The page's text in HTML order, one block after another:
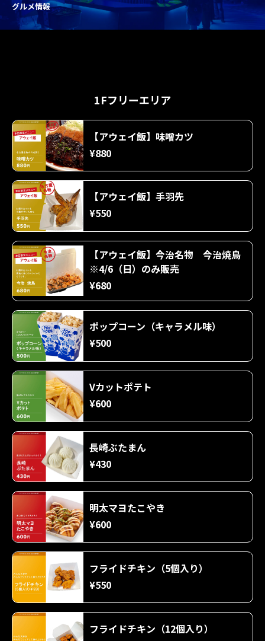
グルメ情報
1Fフリーエリア
【アウェイ飯】味噌カツ
¥880
【アウェイ飯】手羽先
¥550
【アウェイ飯】今治名物 今治焼鳥
※4/6（日）のみ販売
¥680
ポップコーン（キャラメル味）
¥500
Vカットポテト
¥600
長崎ぶたまん
¥430
明太マヨたこやき
¥600
フライドチキン（5個入り）
¥550
フライドチキン（12個入り）